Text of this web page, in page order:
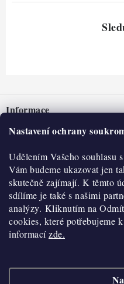
Nastavení ochrany
Udělením Vašeho souhlasu
Vám budeme ukazovat jen
skutečně zajímají. K těmto
sdílíme je také s našimi
analýzy. Kliknutím na
cookies, které potřebujeme
informacízde.
pInformace
Nepřevzetí zásilky na dobírku
Obchodní podmínky
Hodnocení obchodu
Blog
Moje objednávka
O nás
Historie
Kontakty
O nákupu
Reklamace a vratky
Výdejní místa